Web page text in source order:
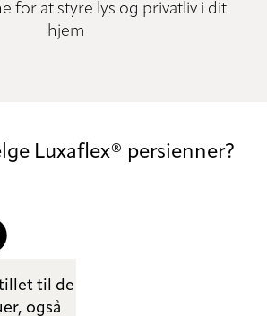
for at styre lys og privatliv i dit
hjem
Luxaflex® persienner?
til de
også